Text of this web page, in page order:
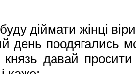
діймати жінці
день поодягались
князь давай